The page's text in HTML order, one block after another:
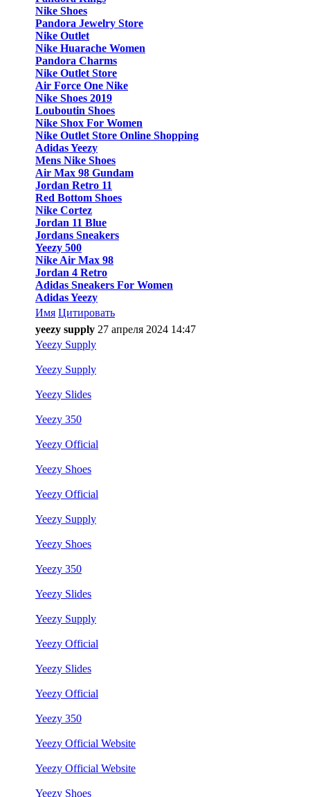
Nike Shoes
Pandora Jewelry Store
Nike Outlet
Nike Huarache Women
Pandora Charms
Nike Outlet Store
Air Force One Nike
Nike Shoes 2019
Louboutin Shoes
Nike Shox For Women
Nike Outlet Store Online Shopping
Adidas Yeezy
Mens Nike Shoes
Air Max 98 Gundam
Jordan Retro 11
Red Bottom Shoes
Nike Cortez
Jordan 11 Blue
Jordans Sneakers
Yeezy 500
Nike Air Max 98
Jordan 4 Retro
Adidas Sneakers For Women
Adidas Yeezy
Имя Цитировать
yeezy supply 27 апреля 2024 14:47
Yeezy Supply
Yeezy Supply
Yeezy Slides
Yeezy 350
Yeezy Official
Yeezy Shoes
Yeezy Official
Yeezy Supply
Yeezy Shoes
Yeezy 350
Yeezy Slides
Yeezy Supply
Yeezy Official
Yeezy Slides
Yeezy Official
Yeezy 350
Yeezy Official Website
Yeezy Official Website
Yeezy Shoes